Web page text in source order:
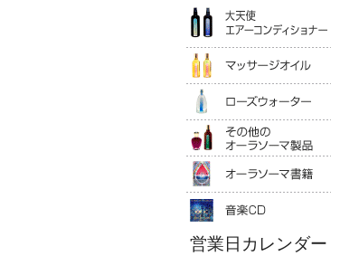
営業日カレンダー